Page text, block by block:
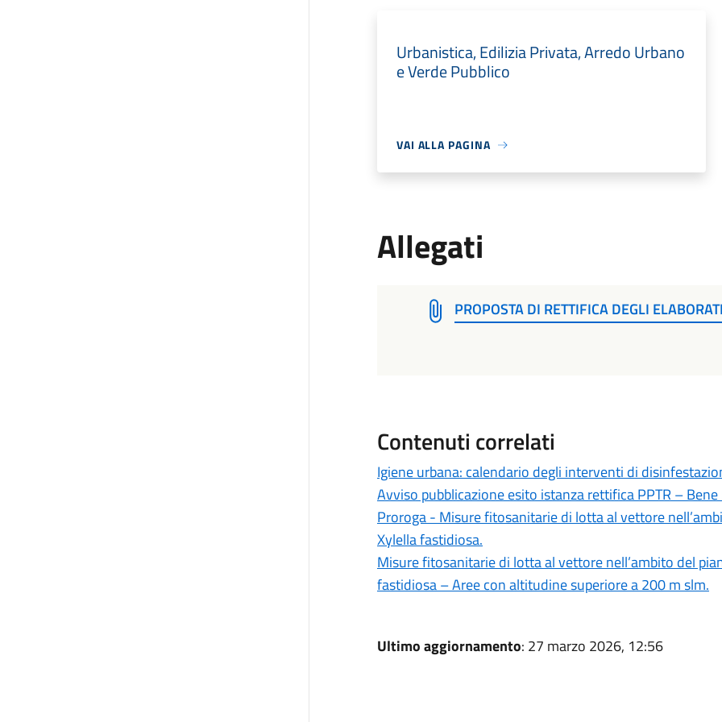
Urbanistica, Edilizia Privata, Arredo Urbano
e Verde Pubblico
VAI ALLA PAGINA
Allegati
PROPOSTA DI RETTIFICA DEGLI
Contenuti correlati
Igiene urbana: calendario degli interventi di
Avviso pubblicazione esito istanza rettifica PPTR –
Proroga - Misure fitosanitarie di lotta al vettore
Xylella fastidiosa.
Misure fitosanitarie di lotta al vettore nell’ambito del
fastidiosa – Aree con altitudine superiore a 200 m slm.
Ultimo aggiornamento: 27 marzo 2026, 12:56